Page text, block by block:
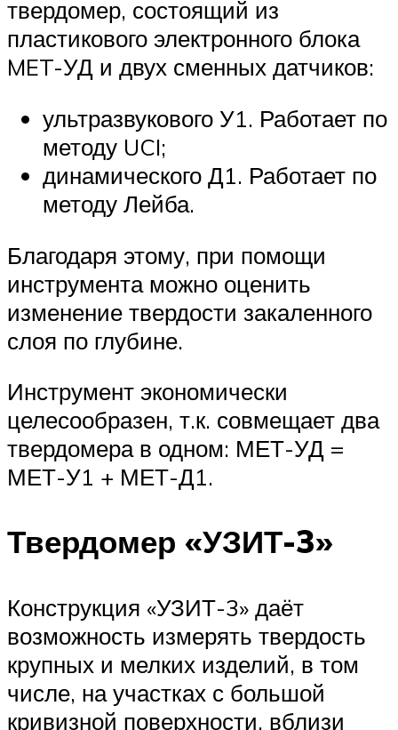
твердомер, состоящий из
пластикового электронного блока
MET-УД и двух сменных датчиков:
ультразвукового У1. Работает по
методу UCI;
динамического Д1. Работает по
методу Лейба.
Благодаря этому, при помощи
инструмента можно оценить
изменение твердости закаленного
слоя по глубине.
Инструмент экономически
целесообразен, т.к. совмещает два
твердомера в одном: МЕТ-УД =
МЕТ-У1 + МЕТ-Д1.
Твердомер «УЗИТ-3»
Конструкция «УЗИТ-3» даёт
возможность измерять твердость
крупных и мелких изделий, в том
числе, на участках с большой
кривизной поверхности, вблизи